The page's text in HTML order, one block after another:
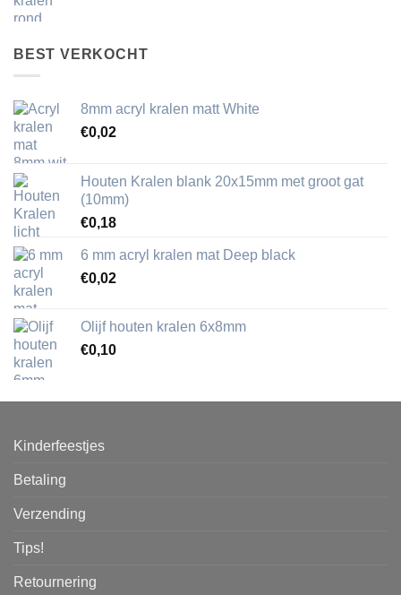
BEST VERKOCHT
8mm acryl kralen matt White
€0,02
Houten Kralen blank 20x15mm met groot gat
(10mm)
€0,18
6 mm acryl kralen mat Deep black
€0,02
Olijf houten kralen 6x8mm
€0,10
Kinderfeestjes
Betaling
Verzending
Tips!
Retournering